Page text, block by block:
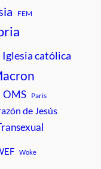
FEM
Iglesia católica
OMS Paris
de Jesús
Woke